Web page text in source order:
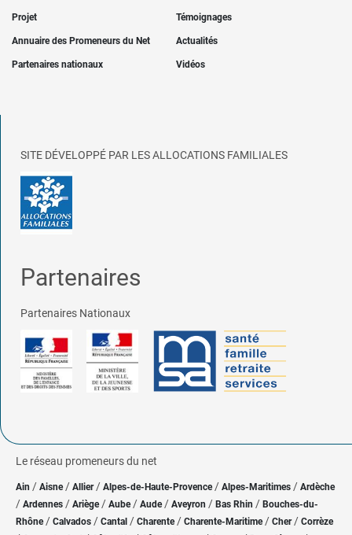
Projet Témoignages
Annuaire des Promeneurs du Net Actualités
Partenaires nationaux Vidéos
SITE DÉVELOPPÉ PAR LES ALLOCATIONS FAMILIALES
Partenaires
Partenaires Nationaux
Le réseau promeneurs du net
Ain / Aisne/ Allier/ Alpes-de-Haute-Provence / Alpes-Maritimes / Ardèche
/ Ardennes / Ariège/ Aube/ Aude / Aveyron / Bas Rhin / Bouches-du-
Rhône/ Calvados / Cantal / Charente / Charente-Maritime/ Cher / Corrèze